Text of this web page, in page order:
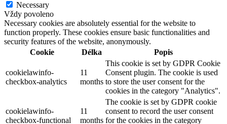
Necessary
Vždy povoleno
Necessary cookies are absolutely essential for the website to
function properly. These cookies ensure basic functionalities and
security features of the website, anonymously.
Cookie
Délka Popis
cookielawinfo-
checkbox-analytics
11
months
This cookie is set by GDPR Cookie
Consent plugin. The cookie is used
to store the user consent for the
cookies in the category "Analytics".
cookielawinfo-
checkbox-functional
11
months
The cookie is set by GDPR cookie
consent to record the user consent
for the cookies in the category